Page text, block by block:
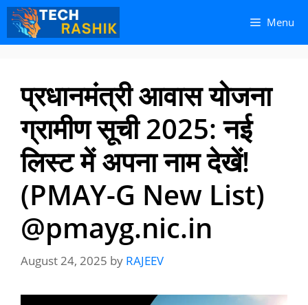
Skip
content
Skip
content
Menu
प्रधानमंत्री आवास योजना
ग्रामीण सूची 2025: नई
लिस्ट में अपना नाम देखें!
(PMAY-G New List)
@pmayg.nic.in
August 24, 2025 by RAJEEV